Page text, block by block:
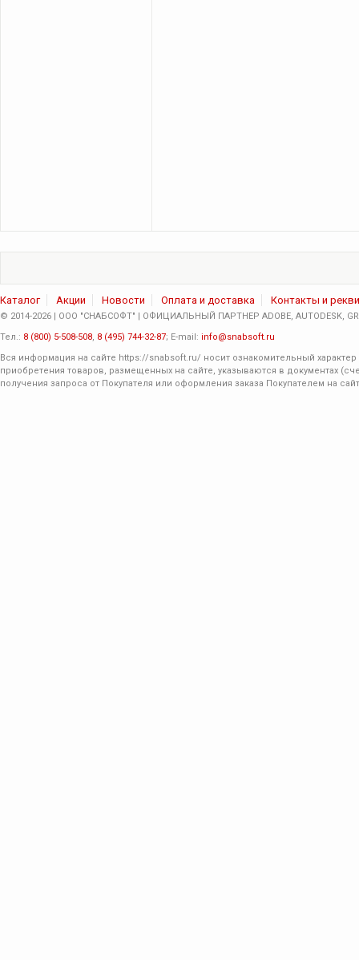
Каталог Акции Новости Оплата и доставка Контакты и
© 2014-2026 | ООО "СНАБСОФТ" | ОФИЦИАЛЬНЫЙ ПАРТНЕР ADOBE, AUTODESK,
Тел.: 8 (800) 5-508-508, 8 (495) 744-32-87; E-mail: info@snabsoft.ru
Вся информация на сайте https://snabsoft.ru/ носит ознакомительный
приобретения товаров, размещенных на сайте, указываются в документах
получения запроса от Покупателя или оформления заказа Покупателем на